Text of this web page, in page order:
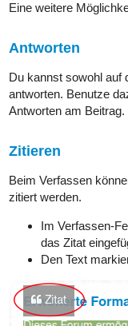
Eine weitere
Antworten
Du kannst sowohl auf
antworten. Benutze
Antworten am Beitrag.
Zitieren
Beim Verfassen
zitiert werden.
Im Verfassen-
das Zitat
Den Text